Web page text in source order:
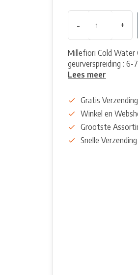
- +
Millefiori Cold Water
geurverspreiding : 6-
Lees meer
Gratis
Winkel en
Grootste
Snelle Verzending